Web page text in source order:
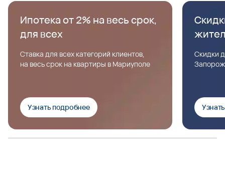
Ипотека от 2% на весь срок,
для всех
Ставка для всех категорий клиентов,
на весь срок на квартиры в Мариуполе
Узнать подробнее
Скидки